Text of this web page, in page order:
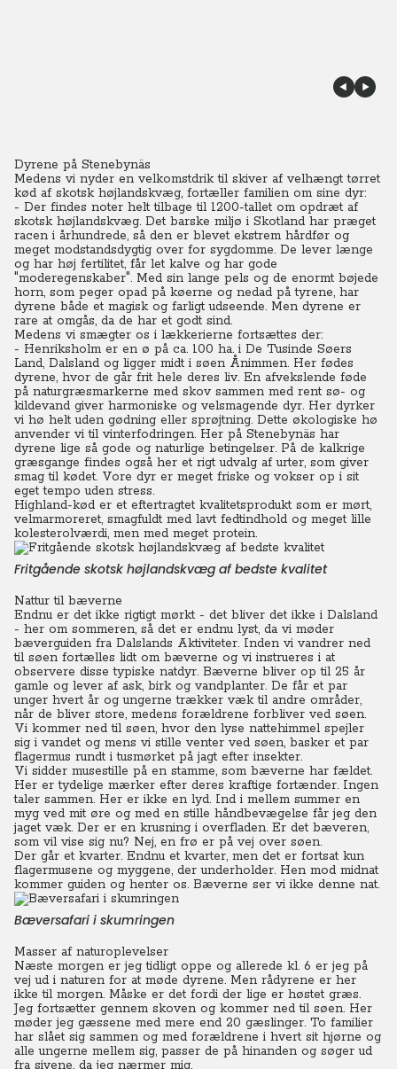
Dyrene på Stenebynäs
Medens vi nyder en velkomstdrik til skiver af velhængt tørret
kød af skotsk højlandskvæg, fortæller familien om sine dyr:
- Der findes noter helt tilbage til 1200-tallet om opdræt af
skotsk højlandskvæg. Det barske miljø i Skotland har præget
racen i århundrede, så den er blevet ekstrem hårdfør og
meget modstandsdygtig over for sygdomme. De lever længe
og har høj fertilitet, får let kalve og har gode
"moderegenskaber". Med sin lange pels og de enormt bøjede
horn, som peger opad på køerne og nedad på tyrene, har
dyrene både et magisk og farligt udseende. Men dyrene er
rare at omgås, da de har et godt sind.
Medens vi smægter os i lækkerierne fortsættes der:
- Henriksholm er en ø på ca. 100 ha. i De Tusinde Søers
Land, Dalsland og ligger midt i søen Ånimmen. Her fødes
dyrene, hvor de går frit hele deres liv. En afvekslende føde
på naturgræsmarkerne med skov sammen med rent sø- og
kildevand giver harmoniske og velsmagende dyr. Her dyrker
vi hø helt uden gødning eller sprøjtning. Dette økologiske hø
anvender vi til vinterfodringen. Her på Stenebynäs har
dyrene lige så gode og naturlige betingelser. På de kalkrige
græsgange findes også her et rigt udvalg af urter, som giver
smag til kødet. Vore dyr er meget friske og vokser op i sit
eget tempo uden stress.
Highland-kød er et eftertragtet kvalitetsprodukt som er mørt,
velmarmoreret, smagfuldt med lavt fedtindhold og meget lille
kolesterolværdi, men med meget protein.
Fritgående skotsk højlandskvæg af bedste kvalitet
Nattur til bæverne
Endnu er det ikke rigtigt mørkt - det bliver det ikke i Dalsland
- her om sommeren, så det er endnu lyst, da vi møder
bæverguiden fra Dalslands Aktiviteter. Inden vi vandrer ned
til søen fortælles lidt om bæverne og vi instrueres i at
observere disse typiske natdyr. Bæverne bliver op til 25 år
gamle og lever af ask, birk og vandplanter. De får et par
unger hvert år og ungerne trækker væk til andre områder,
når de bliver store, medens forældrene forbliver ved søen.
Vi kommer ned til søen, hvor den lyse nattehimmel spejler
sig i vandet og mens vi stille venter ved søen, basker et par
flagermus rundt i tusmørket på jagt efter insekter.
Vi sidder musestille på en stamme, som bæverne har fældet.
Her er tydelige mærker efter deres kraftige fortænder. Ingen
taler sammen. Her er ikke en lyd. Ind i mellem summer en
myg ved mit øre og med en stille håndbevægelse får jeg den
jaget væk. Der er en krusning i overfladen. Er det bæveren,
som vil vise sig nu? Nej, en frø er på vej over søen.
Der går et kvarter. Endnu et kvarter, men det er fortsat kun
flagermusene og myggene, der underholder. Hen mod midnat
kommer guiden og henter os. Bæverne ser vi ikke denne nat.
Bæversafari i skumringen
Masser af naturoplevelser
Næste morgen er jeg tidligt oppe og allerede kl. 6 er jeg på
vej ud i naturen for at møde dyrene. Men rådyrene er her
ikke til morgen. Måske er det fordi der lige er høstet græs.
Jeg fortsætter gennem skoven og kommer ned til søen. Her
møder jeg gæssene med mere end 20 gæslinger. To familier
har slået sig sammen og med forældrene i hvert sit hjørne og
alle ungerne mellem sig, passer de på hinanden og søger ud
fra sivene, da jeg nærmer mig.